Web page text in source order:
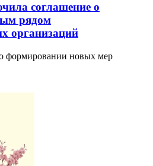
соглашение о
рядом
организаций
формировании новых мер